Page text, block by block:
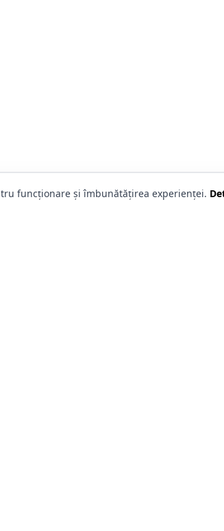
funcționare și îmbunătățirea experienței.